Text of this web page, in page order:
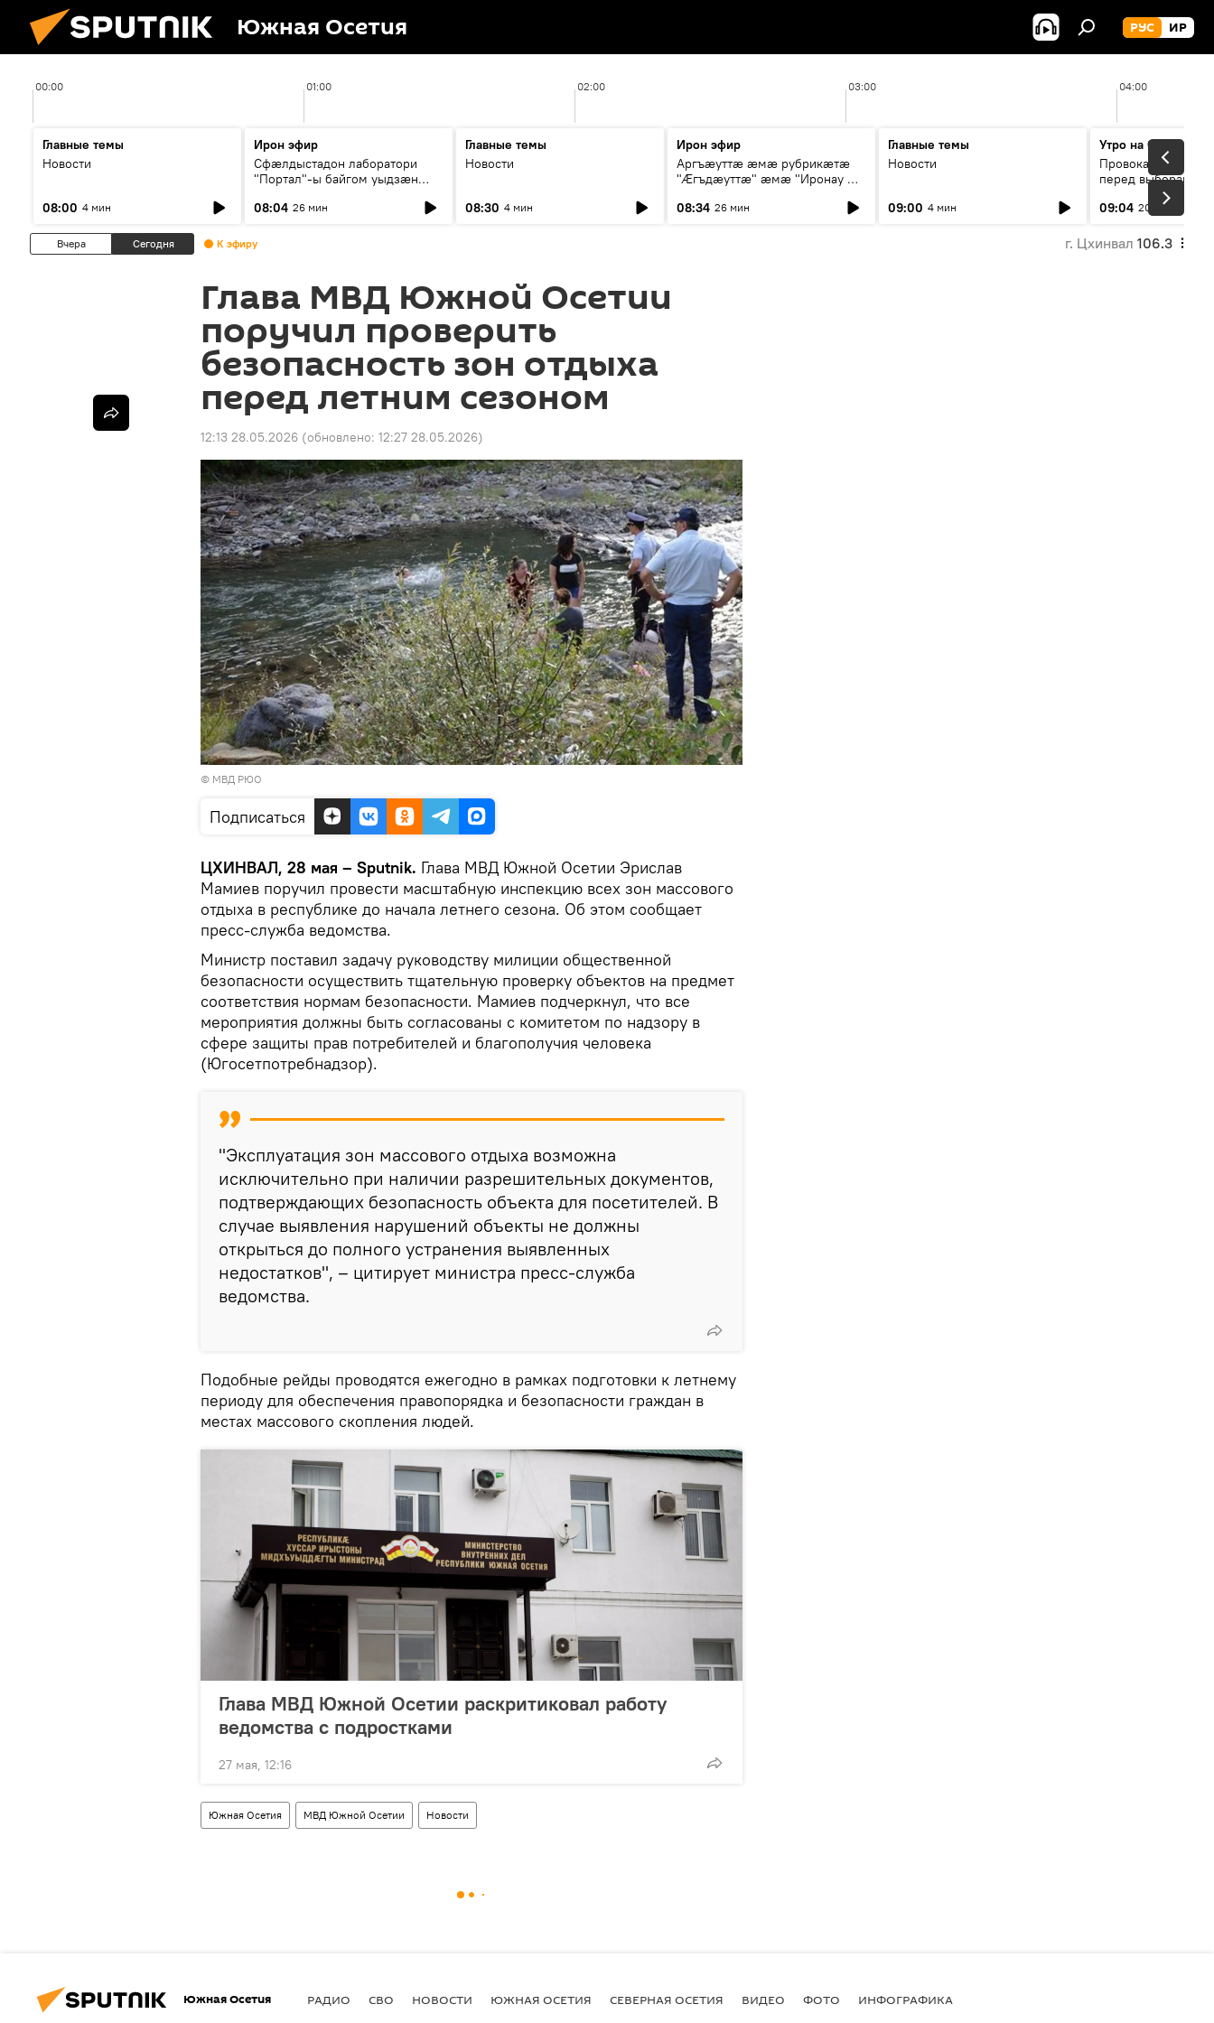
Южная Осетия РУС ИР
00:00 01:00 02:00 03:00 04:00
Главные темы
Новости
08:00 4 мин
Ирон эфир
Сфæлдыстадон лаборатори
"Портал"-ы байгом уыдзæн
Æхсары куыстыты равдыст
08:04 26 мин
Главные темы
Новости
08:30 4 мин
Ирон эфир
Аргъæуттæ æмæ рубрикæтæ
"Æгъдæуттæ" æмæ "Иронау æй
08:34 26 мин
Главные темы
Новости
09:00 4 мин
Утро на Спутнике
Провокации со
перед выборами в
09:04 20 мин
Вчера Сегодня К эфиру г. Цхинвал 106.3
Глава МВД Южной Осетии
поручил проверить
безопасность зон отдыха
перед летним сезоном
12:13 28.05.2026 (обновлено: 12:27 28.05.2026)
© МВД РЮО
Подписаться
ЦХИНВАЛ, 28 мая – Sputnik. Глава МВД Южной Осетии Эрислав
Мамиев поручил провести масштабную инспекцию всех зон массового
отдыха в республике до начала летнего сезона. Об этом сообщает
пресс-служба ведомства.
Министр поставил задачу руководству милиции общественной
безопасности осуществить тщательную проверку объектов на предмет
соответствия нормам безопасности. Мамиев подчеркнул, что все
мероприятия должны быть согласованы с комитетом по надзору в
сфере защиты прав потребителей и благополучия человека
(Югосетпотребнадзор).
"Эксплуатация зон массового отдыха возможна
исключительно при наличии разрешительных документов,
подтверждающих безопасность объекта для посетителей. В
случае выявления нарушений объекты не должны
открыться до полного устранения выявленных
недостатков", – цитирует министра пресс-служба
ведомства.
Подобные рейды проводятся ежегодно в рамках подготовки к летнему
периоду для обеспечения правопорядка и безопасности граждан в
местах массового скопления людей.
Глава МВД Южной Осетии раскритиковал работу
ведомства с подростками
27 мая, 12:16
Южная Осетия МВД Южной Осетии Новости
Южная Осетия РАДИО СВО НОВОСТИ ЮЖНАЯ ОСЕТИЯ СЕВЕРНАЯ ОСЕТИЯ ВИДЕО ФОТО ИНФОГРАФИКА